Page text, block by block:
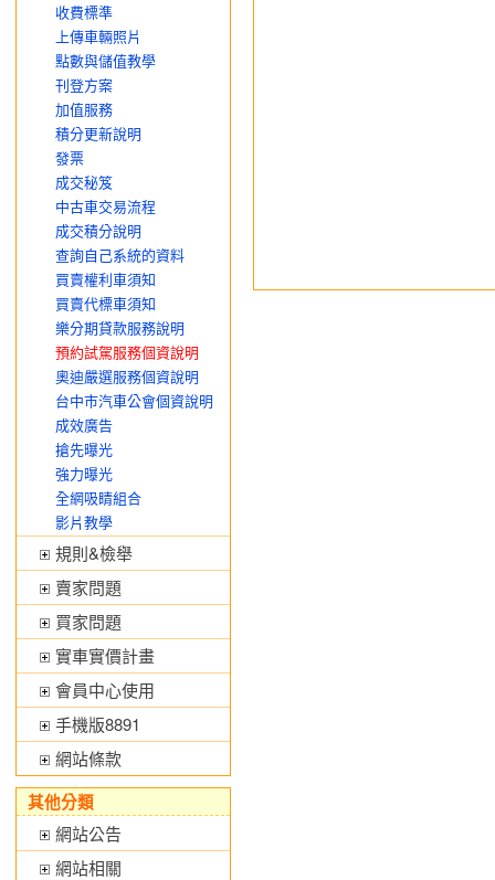
收費標準
上傳車輛照片
點數與儲值教學
刊登方案
加值服務
積分更新說明
發票
成交秘笈
中古車交易流程
成交積分說明
查詢自己系統的資料
買賣權利車須知
買賣代標車須知
樂分期貸款服務說明
預約試駕服務個資說明
奧迪嚴選服務個資說明
台中市汽車公會個資說明
成效廣告
搶先曝光
強力曝光
全網吸睛組合
影片教學
規則&檢舉
賣家問題
買家問題
實車實價計畫
會員中心使用
手機版8891
網站條款
其他分類
網站公告
網站相關